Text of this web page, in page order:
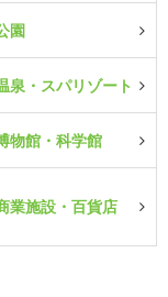
園
泉・スパリゾート
物館・科学館
業施設・百貨店